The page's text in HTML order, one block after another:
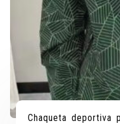
Chaqueta deportiva